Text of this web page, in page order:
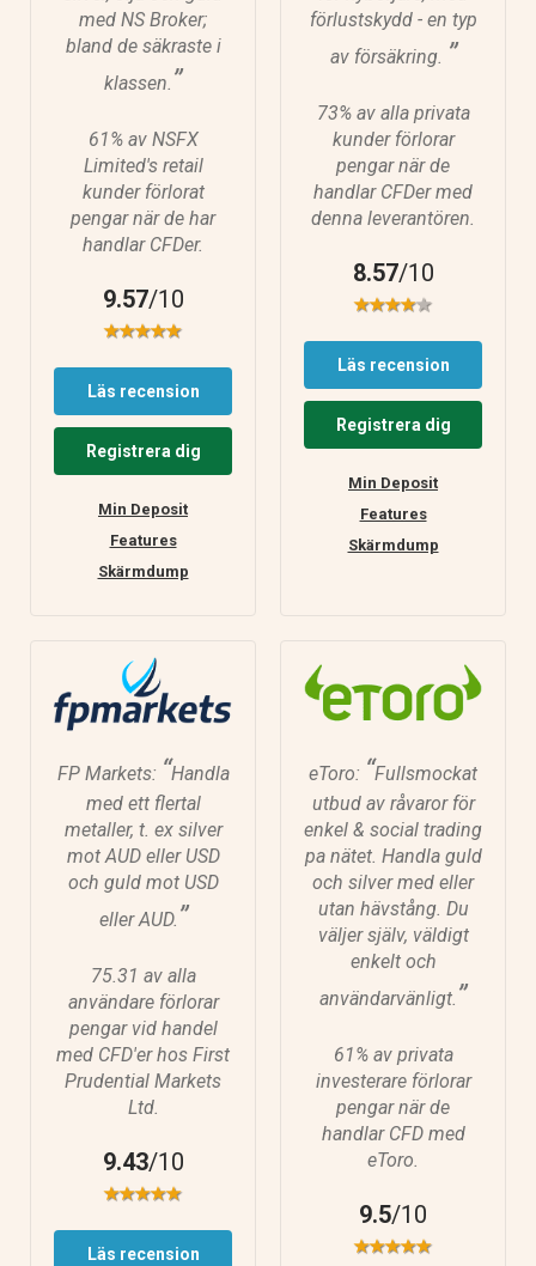
med NS Broker;
bland de säkraste i
klassen. ”
61% av NSFX
Limited's retail
kunder förlorat
pengar när de har
handlar CFDer.
9.57/10
Läs recension
Registrera dig
Min Deposit
Features
Skärmdump
förlustskydd - en typ
av försäkring. ”
73% av alla privata
kunder förlorar
pengar när de
handlar CFDer med
denna leverantören.
8.57/10
Läs recension
Registrera dig
Min Deposit
Features
Skärmdump
FP Markets: “Handla
med ett flertal
metaller, t. ex silver
mot AUD eller USD
och guld mot USD
eller AUD. ”
75.31 av alla
användare förlorar
pengar vid handel
med CFD'er hos First
Prudential Markets
Ltd.
9.43/10
Läs recension
eToro: “Fullsmockat
utbud av råvaror för
enkel & social trading
pa nätet. Handla guld
och silver med eller
utan hävstång. Du
väljer själv, väldigt
enkelt och
användarvänligt. ”
61% av privata
investerare förlorar
pengar när de
handlar CFD med
eToro.
9.5/10